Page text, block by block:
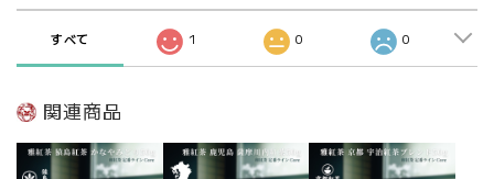
すべて 1 0 0
関連商品